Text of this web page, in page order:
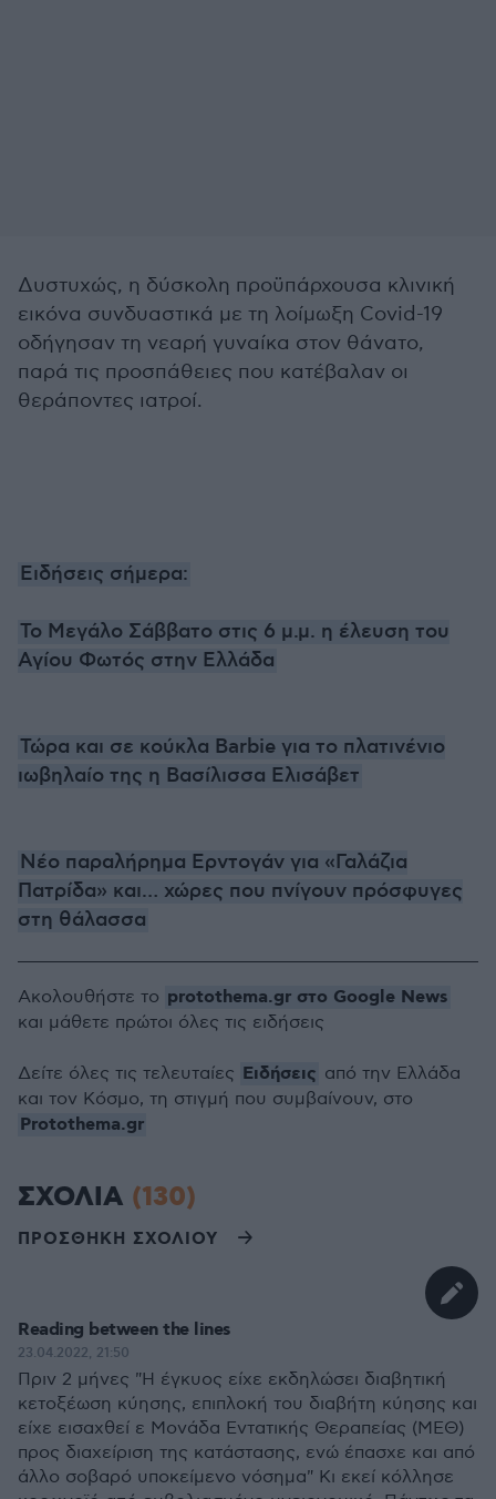
Δυστυχώς, η δύσκολη προϋπάρχουσα κλινική
εικόνα συνδυαστικά με τη λοίμωξη Covid-19
οδήγησαν τη νεαρή γυναίκα στον θάνατο,
παρά τις προσπάθειες που κατέβαλαν οι
θεράποντες ιατροί.
Ειδήσεις σήμερα:
Το Μεγάλο Σάββατο στις 6 μ.μ. η έλευση του
Αγίου Φωτός στην Ελλάδα
Τώρα και σε κούκλα Barbie για το πλατινένιο
ιωβηλαίο της η Βασίλισσα Ελισάβετ
Νέο παραλήρημα Ερντογάν για «Γαλάζια
Πατρίδα» και… χώρες που πνίγουν πρόσφυγες
στη θάλασσα
Ακολουθήστε το protothema.gr στο Google News
και μάθετε πρώτοι όλες τις ειδήσεις
Δείτε όλες τις τελευταίες Ειδήσεις από την Ελλάδα
και τον Κόσμο, τη στιγμή που συμβαίνουν, στο
Protothema.gr
ΣΧΟΛΙΑ (130)
ΠΡΟΣΘΗΚΗ ΣΧΟΛΙΟΥ
Reading between the lines
23.04.2022, 21:50
Πριν 2 μήνες "Η έγκυος είχε εκδηλώσει διαβητική
κετοξέωση κύησης, επιπλοκή του διαβήτη κύησης και
είχε εισαχθεί ε Μονάδα Εντατικής Θεραπείας (ΜΕΘ)
προς διαχείριση της κατάστασης, ενώ έπασχε και από
άλλο σοβαρό υποκείμενο νόσημα" Κι εκεί κόλλησε